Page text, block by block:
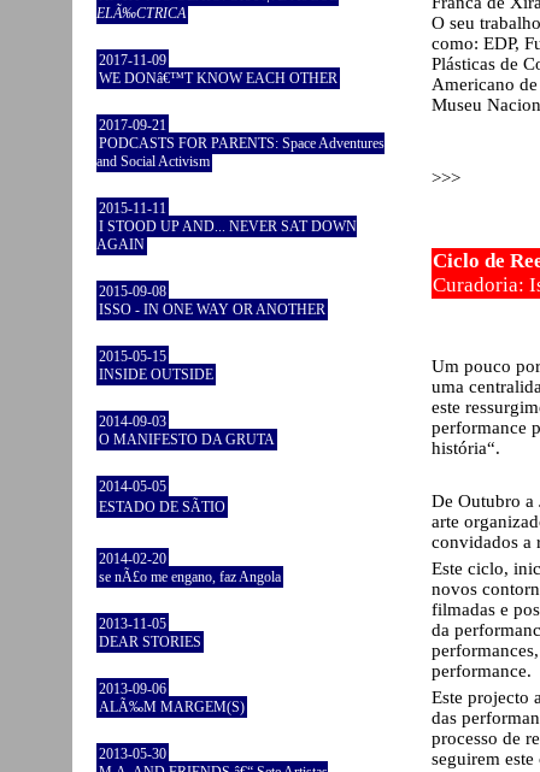
ELÃ‰CTRICA
2017-11-09
WE DONâ€™T KNOW EACH OTHER
2017-09-21
PODCASTS FOR PARENTS: Space Adventures
and Social Activism
2015-11-11
I STOOD UP AND... NEVER SAT DOWN
AGAIN
2015-09-08
ISSO - IN ONE WAY OR ANOTHER
2015-05-15
INSIDE OUTSIDE
2014-09-03
O MANIFESTO DA GRUTA
2014-05-05
ESTADO DE SÃTIO
2014-02-20
se nÃ£o me engano, faz Angola
2013-11-05
DEAR STORIES
2013-09-06
ALÃ‰M MARGEM(S)
2013-05-30
O seu
como: EDP,
Plásticas de
Americano
Museu
>>>
Ciclo de
Curadoria:
Um pouco
uma
este
performance
história“.
De Outubro a
arte
convidados a
Este ciclo,
novos
filmadas e
da
performance.
Este projecto
das
processo de
seguirem